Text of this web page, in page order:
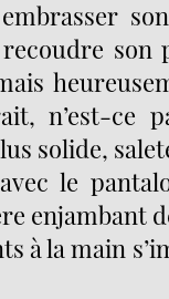
son
n’est-ce
solide,
le
enjambant
à la main